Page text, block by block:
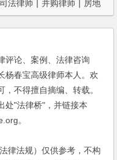
法律师 并购律师
房地
评论、案例、法律咨询
杨春宝高级律师本人。欢
不得擅自摘编、转载。
处"法律桥"，并链接本
。
法规）仅供参考，不构